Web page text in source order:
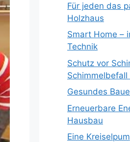
Für jeden das
Holzhaus
Smart Home –
Technik
Schutz vor
Schimmelbefall
Gesundes
Erneuerbare
Hausbau
Eine